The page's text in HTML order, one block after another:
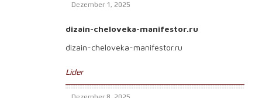
Dezember 1, 2025
dizain-cheloveka-manifestor.ru
dizain-cheloveka-manifestor.ru
Lider